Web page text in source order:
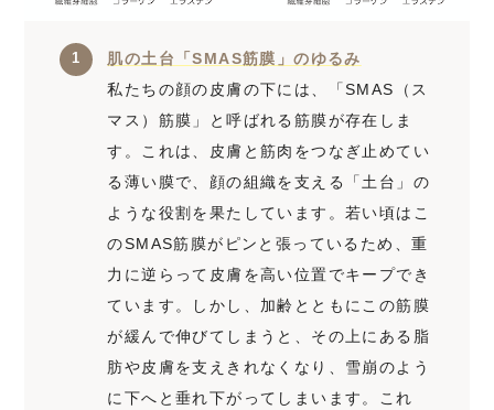
肌の土台「SMAS筋膜」のゆるみ
私たちの顔の皮膚の下には、「SMAS（ス
マス）筋膜」と呼ばれる筋膜が存在しま
す。これは、皮膚と筋肉をつなぎ止めてい
る薄い膜で、顔の組織を支える「土台」の
ような役割を果たしています。若い頃はこ
のSMAS筋膜がピンと張っているため、重
力に逆らって皮膚を高い位置でキープでき
ています。しかし、加齢とともにこの筋膜
が緩んで伸びてしまうと、その上にある脂
肪や皮膚を支えきれなくなり、雪崩のよう
に下へと垂れ下がってしまいます。これ